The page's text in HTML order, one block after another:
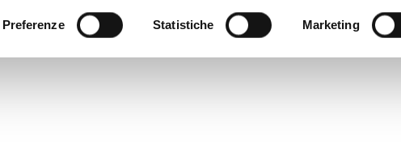
Preferenze Statistiche Marketing